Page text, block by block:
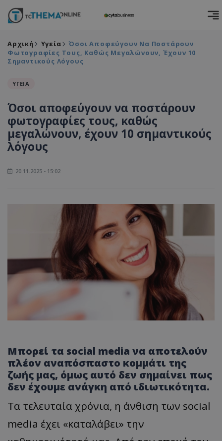
Αρχική Υγεία
Όσοι Αποφεύγουν Να Ποστάρουν
Φωτογραφίες Τους, Καθώς Μεγαλώνουν, Έχουν 10
Σημαντικούς Λόγους
ΥΓΕΙΑ
Όσοι αποφεύγουν να ποστάρουν
φωτογραφίες τους, καθώς
μεγαλώνουν, έχουν 10 σημαντικούς
λόγους
20.11.2025 - 15:02
Μπορεί τα social media να αποτελούν
πλέον αναπόσπαστο κομμάτι της
ζωής μας, όμως αυτό δεν σημαίνει πως
δεν έχουμε ανάγκη από ιδιωτικότητα.
Τα τελευταία χρόνια, η άνθιση των social
media έχει «καταλάβει» την